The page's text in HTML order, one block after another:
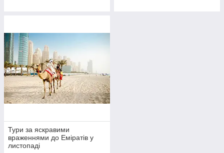
Тури за яскравими
враженнями до Еміратів у
листопаді